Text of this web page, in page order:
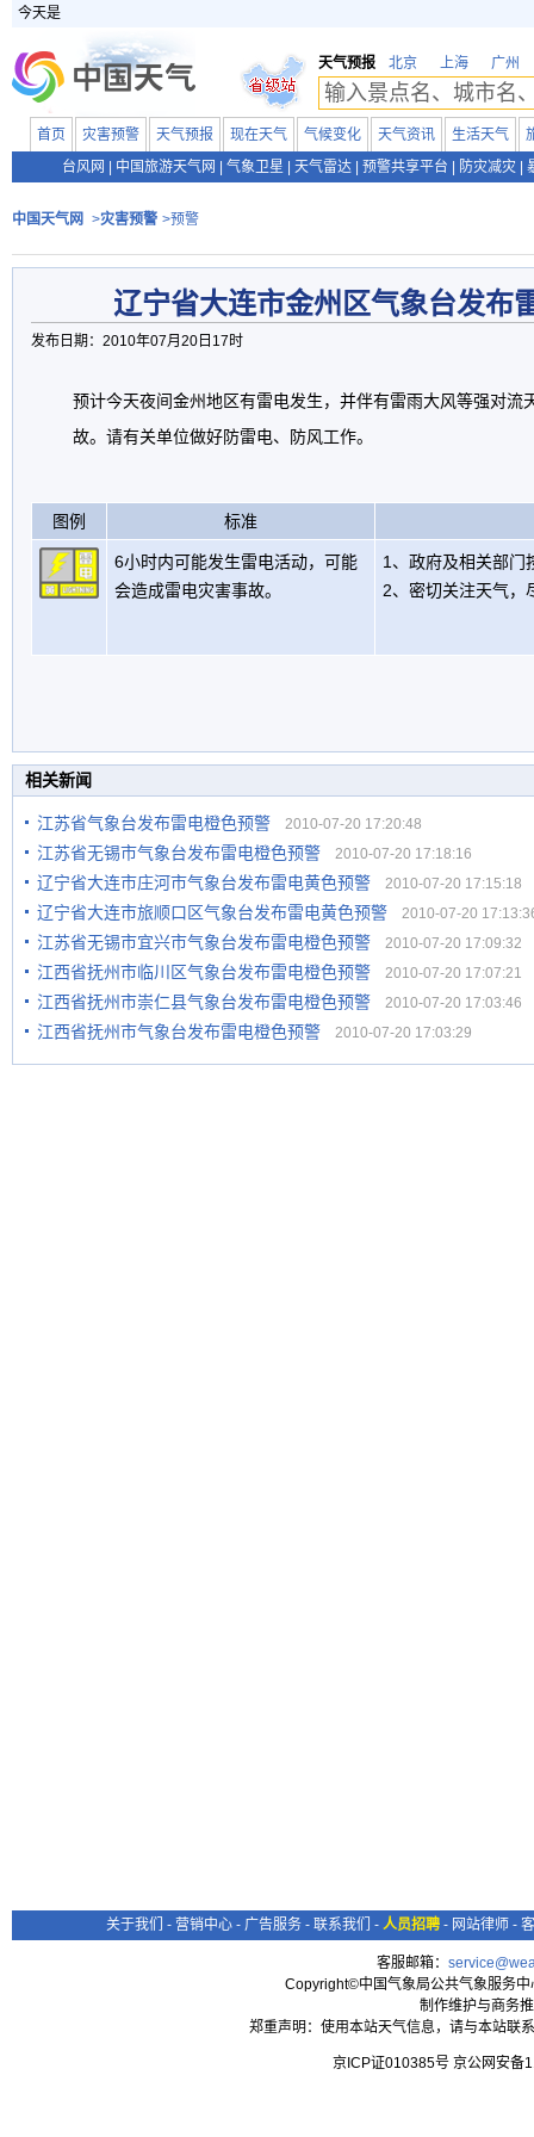
今天是
天气预报 北京 上海 广州
首页 灾害预警 天气预报 现在天气 气候变化 天气资讯 生活天气
台风网
中国旅游天气网 气象卫星 天气雷达 预警共享平台 防灾减灾
中国天气网 >灾害预警 >预警
辽宁省大连市金州区气象台发布
发布日期：2010年07月20日17时
预计今天夜间金州地区有雷电发生，并伴有雷雨大风等强对流
故。请有关单位做好防雷电、防风工作。
图例 标准
6小时内可能发生雷电活动，可能
会造成雷电灾害事故。
1、政府及相关部门
2、密切关注天气，
相关新闻
江苏省气象台发布雷电橙色预警 2010-07-20 17:20:48
江苏省无锡市气象台发布雷电橙色预警 2010-07-20 17:18:16
辽宁省大连市庄河市气象台发布雷电黄色预警 2010-07-20 17:15:18
辽宁省大连市旅顺口区气象台发布雷电黄色预警 2010-07-20
江苏省无锡市宜兴市气象台发布雷电橙色预警 2010-07-20 17:09:32
江西省抚州市临川区气象台发布雷电橙色预警 2010-07-20 17:07:21
江西省抚州市崇仁县气象台发布雷电橙色预警 2010-07-20 17:03:46
江西省抚州市气象台发布雷电橙色预警 2010-07-20 17:03:29
关于我们 - 营销中心 - 广告服务 - 联系我们 - 人员招聘 - 网站律师 -
客服邮箱：
Copyright©中国气象局公共气象服务
制作维护与商务
郑重声明：使用本站天气信息，请与本站联
京ICP证010385号 京公网安备